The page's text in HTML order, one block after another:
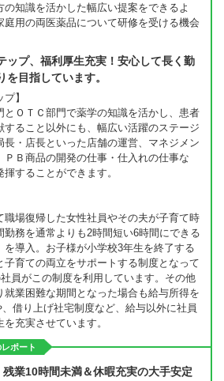
知識を活かした幅広い提案をできるよ
庭用の両医薬品について研修を受ける機会
ップ、福利厚生充実！安心して長く勤
目指しています。
】
とＯＴＣ部門で薬学の知識を活かし、患者
すること以外にも、幅広い活躍のステージ
長・店長といった店舗の運営、マネジメン
ＰＢ商品の開発の仕事・仕入れの仕事な
することができます。
職場復帰した女性社員やその夫が子育て時
勤務を通常よりも2時間短い6時間にできる
を導入。お子様が小学校3年生を終了する
子育ての両立をサポートする制度となって
員がこの制度を利用しています。その他
就業困難な期間となった場合も給与所得を
借り上げ社宅制度など、給与以外に社員
充実させています。
ポート
業10時間未満＆休暇充実の大手安定